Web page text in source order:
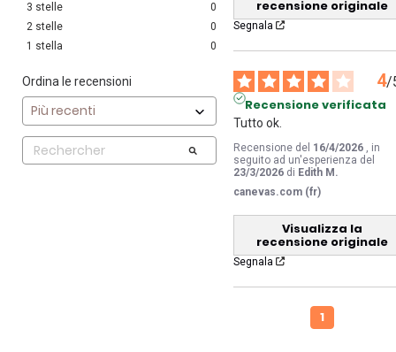
3 stelle
0
2 stelle
0
1 stella 0
Ordina le recensioni
recensione originale
Segnala
4/
Recensione verificata
Tutto ok.
Recensione del 16/4/2026
, in
seguito ad un'esperienza del
23/3/2026 di Edith M.
canevas.com (fr)
Visualizza la
recensione originale
Segnala
1